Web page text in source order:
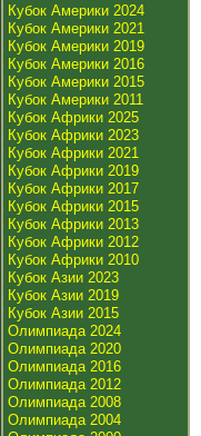
Кубок Америки 2024
Кубок Америки 2021
Кубок Америки 2019
Кубок Америки 2016
Кубок Америки 2015
Кубок Америки 2011
Кубок Африки 2025
Кубок Африки 2023
Кубок Африки 2021
Кубок Африки 2019
Кубок Африки 2017
Кубок Африки 2015
Кубок Африки 2013
Кубок Африки 2012
Кубок Африки 2010
Кубок Азии 2023
Кубок Азии 2019
Кубок Азии 2015
Олимпиада 2024
Олимпиада 2020
Олимпиада 2016
Олимпиада 2012
Олимпиада 2008
Олимпиада 2004